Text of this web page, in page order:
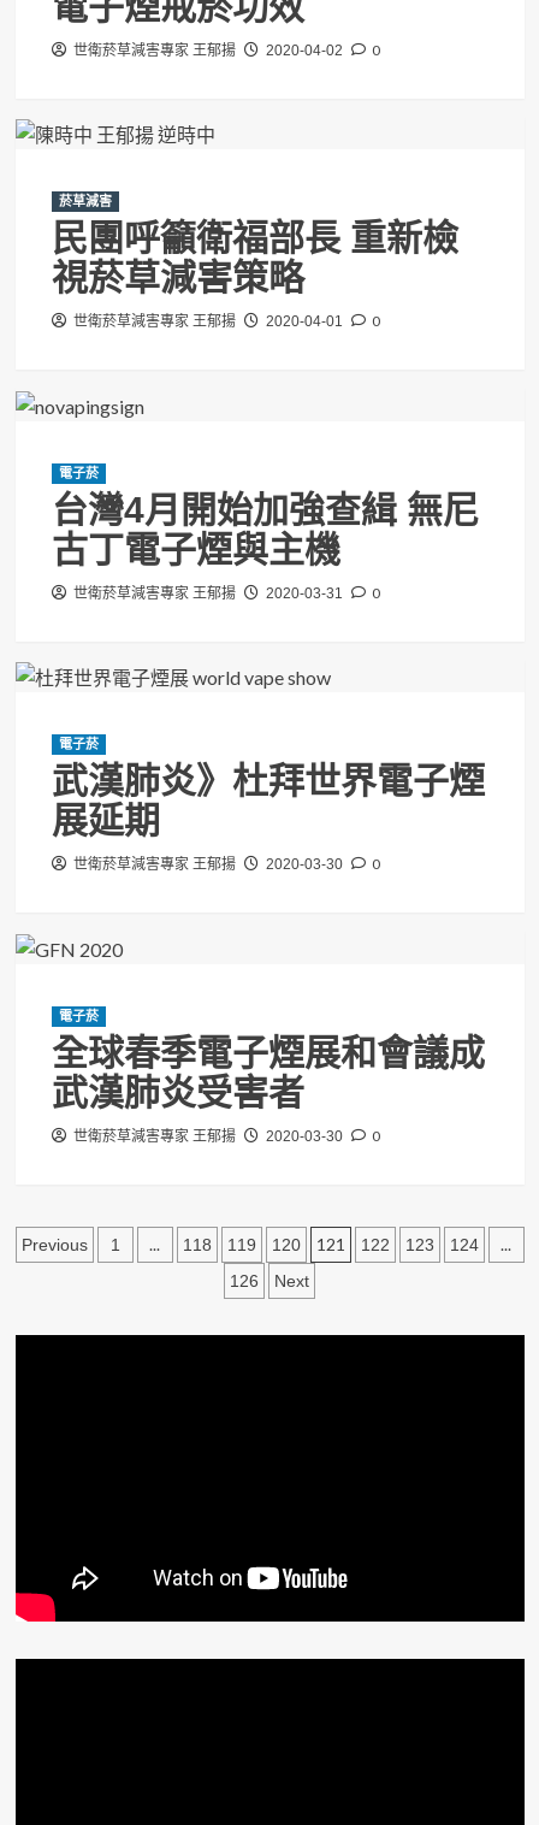
世衛菸草減害專家 王郁揚 2020-04-02 0
菸草減害
民團呼籲衛福部長 重新檢
視菸草減害策略
世衛菸草減害專家 王郁揚 2020-04-01 0
電子菸
台灣4月開始加強查緝 無尼
古丁電子煙與主機
世衛菸草減害專家 王郁揚 2020-03-31 0
電子菸
武漢肺炎》杜拜世界電子煙
展延期
世衛菸草減害專家 王郁揚 2020-03-30 0
電子菸
全球春季電子煙展和會議成
武漢肺炎受害者
世衛菸草減害專家 王郁揚 2020-03-30 0
文
分
Previous 1 ... 118 119 120 121 122 123 124 ...
126 Next